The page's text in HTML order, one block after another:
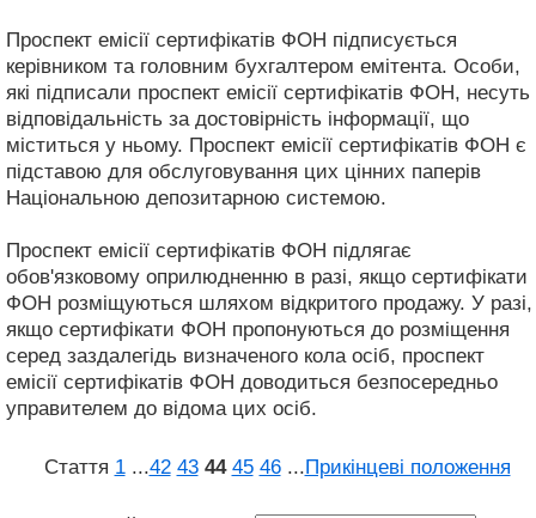
Проспект емісії сертифікатів ФОН підписується
керівником та головним бухгалтером емітента. Особи,
які підписали проспект емісії сертифікатів ФОН, несуть
відповідальність за достовірність інформації, що
міститься у ньому. Проспект емісії сертифікатів ФОН є
підставою для обслуговування цих цінних паперів
Національною депозитарною системою.
Проспект емісії сертифікатів ФОН підлягає
обов'язковому оприлюдненню в разі, якщо сертифікати
ФОН розміщуються шляхом відкритого продажу. У разі,
якщо сертифікати ФОН пропонуються до розміщення
серед заздалегідь визначеного кола осіб, проспект
емісії сертифікатів ФОН доводиться безпосередньо
управителем до відома цих осіб.
Стаття 1 ...42 43 44 45 46 ...Прикінцеві положення